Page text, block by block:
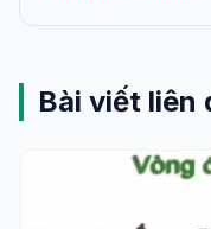
Bài viết liên